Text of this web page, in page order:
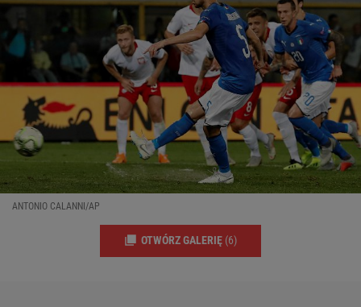
ANTONIO CALANNI/AP
OTWÓRZ GALERIĘ (6)